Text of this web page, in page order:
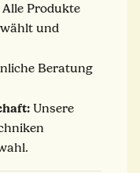
Alle Produkte
und
Beratung
Unsere